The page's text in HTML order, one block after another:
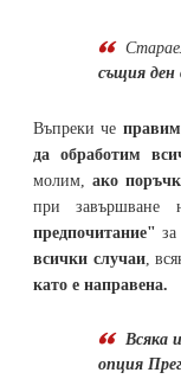
същия ден
Въпреки че
да обработим
молим, ако
при завършване
предпочитание"
всички случаи,
като е направена.
Всяка
опция